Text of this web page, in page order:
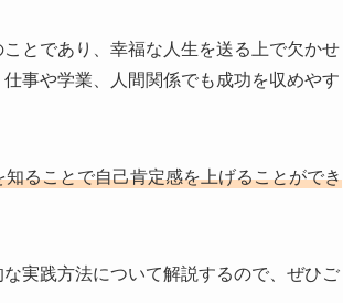
とであり、幸福な人生を送る上で欠かせ
事や学業、人間関係でも成功を収めやす
知ることで自己肯定感を上げることができ
実践方法について解説するので、ぜひご